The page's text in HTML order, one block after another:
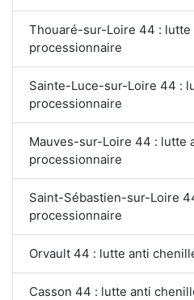
Thouaré-sur-Loire 44 : lutte
processionnaire
Sainte-Luce-sur-Loire 44 :
processionnaire
Mauves-sur-Loire 44 : lutte
processionnaire
Saint-Sébastien-sur-Loire
processionnaire
Orvault 44 : lutte anti
Casson 44 : lutte anti